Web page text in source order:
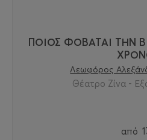
ΠΟΙΟΣ ΦΟΒΑΤΑΙ ΤΗΝ
Λεωφόρος
Θέατρο Ζίνα -
από